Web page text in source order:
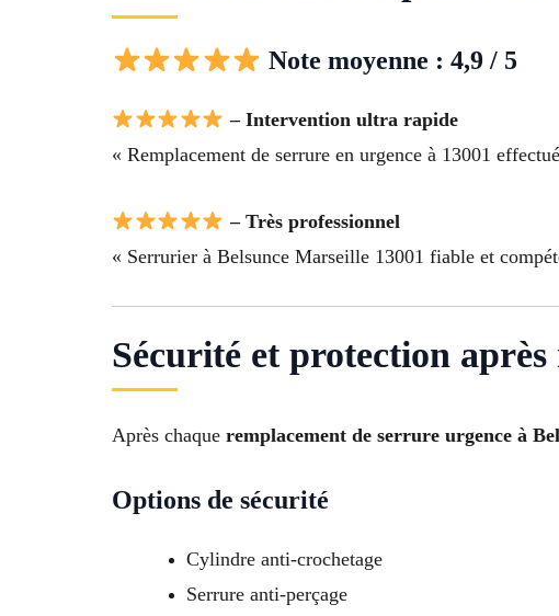
Note moyenne : 4,9 / 5
– Intervention ultra rapide
« Remplacement de serrure en urgence à 13001
– Très professionnel
« Serrurier à Belsunce Marseille 13001 fiable et
Sécurité et protection
Après chaque remplacement de serrure urgence à
Options de sécurité
Cylindre anti-crochetage
Serrure anti-perçage